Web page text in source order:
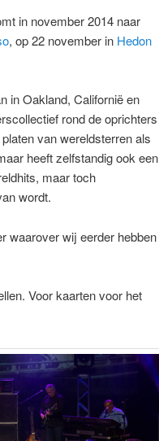
in november 2014 naar
, op 22 november in Hedon
in Oakland, Californië en
rond de oprichters
van wereldsterren als
heeft zelfstandig ook een
maar toch
wordt.
waarover wij eerder hebben
Voor kaarten voor het